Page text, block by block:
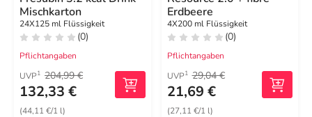
Mischkarton
24X125 ml Flüssigkeit
(0)
Pflichtangaben
UVP1 204,99 €
132,33 €
(44,11 €/1 l)
Erdbeere
4X200 ml Flüssigkeit
(0)
Pflichtangaben
UVP1 29,04 €
21,69 €
(27,11 €/1 l)